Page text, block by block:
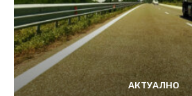
АКТУАЛНО